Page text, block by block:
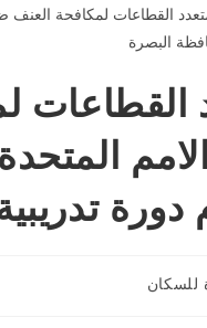
القطاعات
للسكان